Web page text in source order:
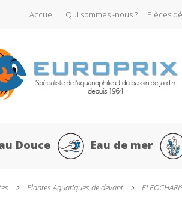
Accueil Qui sommes -nous ? Pièces
Douce Eau de mer
Plantes Aquatiques de devant